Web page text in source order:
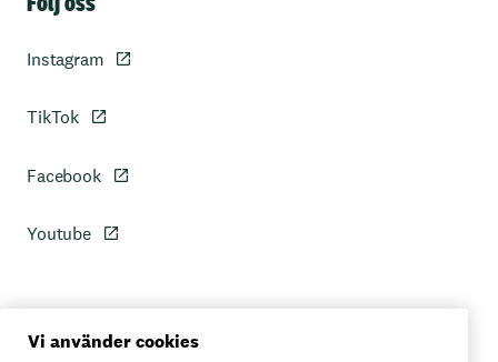
Instagram
TikTok
Facebook
Youtube
Personuppgiftspolicy
Vi använder cookies